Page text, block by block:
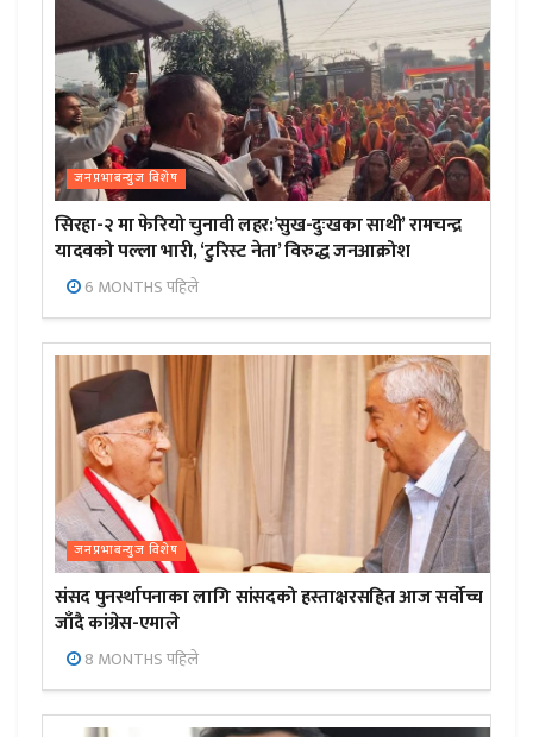
जनप्रभाबन्युज विशेष
सिरहा-२ मा फेरियो चुनावी लहर:’सुख-दुःखका साथी’ रामचन्द्र
यादवको पल्ला भारी, ‘टुरिस्ट नेता’ विरुद्ध जनआक्रोश
6 MONTHS पहिले
जनप्रभाबन्युज विशेष
संसद पुनर्स्थापनाका लागि सांसदको हस्ताक्षरसहित आज सर्वोच्च
जाँदै कांग्रेस-एमाले
8 MONTHS पहिले